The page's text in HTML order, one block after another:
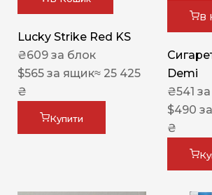
Lucky Strike Red KS
₴609 за блок
$565 за ящик≈ 25 425
₴
Купити
В
Demi
₴541
$490
₴